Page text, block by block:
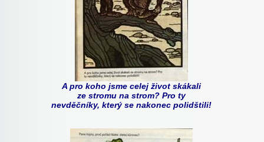
A pro koho jsme celej život skákali
ze stromu na strom? Pro ty
nevděčníky, který se nakonec polidštili!